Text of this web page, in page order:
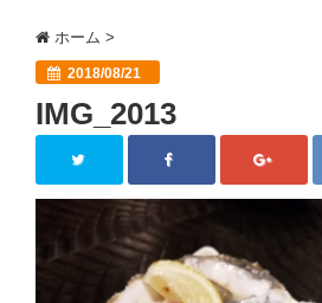
スポーツ障害
患者様の声
アクセス
院長プロフィール
blog
ホーム >
2018/08/21
IMG_2013